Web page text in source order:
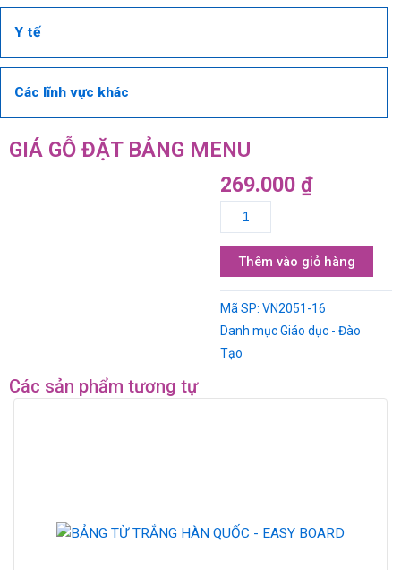
Y tế
Các lĩnh vực khác
GIÁ GỖ ĐẶT BẢNG MENU
269.000₫
GỖ
ĐẶT
BẢNG
MENU
số
lượng
Thêm vào giỏ hàng
Mã SP:VN2051-16
Danh mục Giáo dục - Đào
Tạo
Các sản phẩm tương tự